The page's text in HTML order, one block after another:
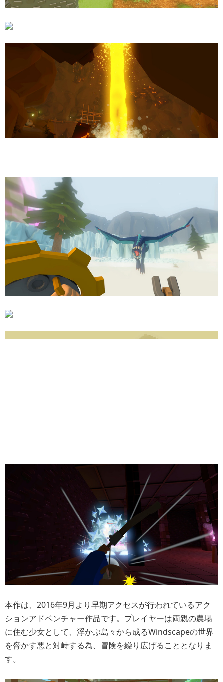
ゲームは一人称視点で展開。資源を集め、冒険に必要な装
備やポーションなどを自分でクラフトする要素を備えてい
ます。冒険の舞台であるフィールドは、自然の息吹が感じ
られ、特徴あるものとするため自動生成方式は採用せず、
探険と発見が楽しめるよう手作りされています。また、少
女が主人公であるのは、多くのゲームで少年が採用されて
いるためであるとのことです。
幼少の頃から『ゼルダ』シリーズや、『聖剣伝説2』、『G
olden Axe Warrior』の大ファンという開発者により製作さ
れている『Windscape』は、PC/Xbox One/ニンテンドース
イッチを対象とし、現地時間3月27日に正式版が発売予定。
早期アクセス期間となる現在は、PC版がSteamにて1,680円